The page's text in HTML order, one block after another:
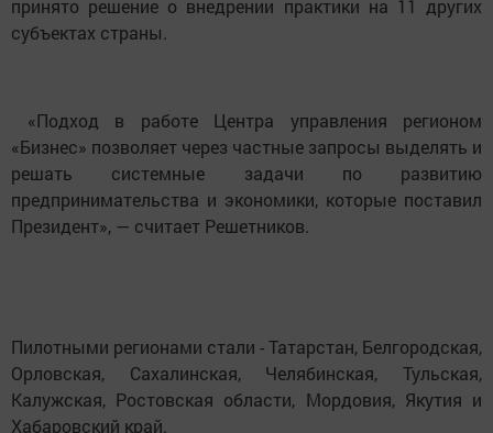
принято решение о внедрении практики на 11 других
субъектах страны.
«Подход в работе Центра управления регионом
«Бизнес» позволяет через частные запросы выделять и
решать системные задачи по развитию
предпринимательства и экономики, которые поставил
Президент», — считает Решетников.
Пилотными регионами стали - Татарстан, Белгородская,
Орловская, Сахалинская, Челябинская, Тульская,
Калужская, Ростовская области, Мордовия, Якутия и
Хабаровский край.